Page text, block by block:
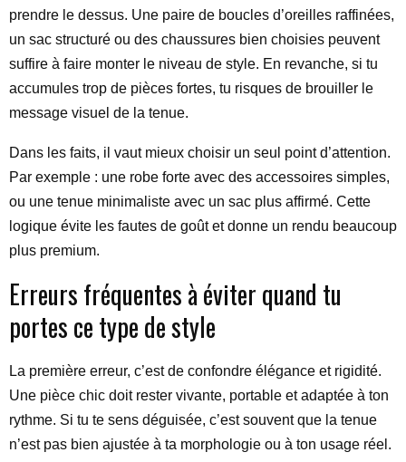
prendre le dessus. Une paire de boucles d’oreilles raffinées,
un sac structuré ou des chaussures bien choisies peuvent
suffire à faire monter le niveau de style. En revanche, si tu
accumules trop de pièces fortes, tu risques de brouiller le
message visuel de la tenue.
Dans les faits, il vaut mieux choisir un seul point d’attention.
Par exemple : une robe forte avec des accessoires simples,
ou une tenue minimaliste avec un sac plus affirmé. Cette
logique évite les fautes de goût et donne un rendu beaucoup
plus premium.
Erreurs fréquentes à éviter quand tu
portes ce type de style
La première erreur, c’est de confondre élégance et rigidité.
Une pièce chic doit rester vivante, portable et adaptée à ton
rythme. Si tu te sens déguisée, c’est souvent que la tenue
n’est pas bien ajustée à ta morphologie ou à ton usage réel.